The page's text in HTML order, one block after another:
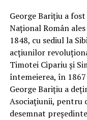
George Bariţiu a
Naţional Român
1848, cu sediul la
acţiunilor
Timotei Cipariu şi
întemeierea, în
George Bariţiu a
Asociaţiunii, pentru
desemnat